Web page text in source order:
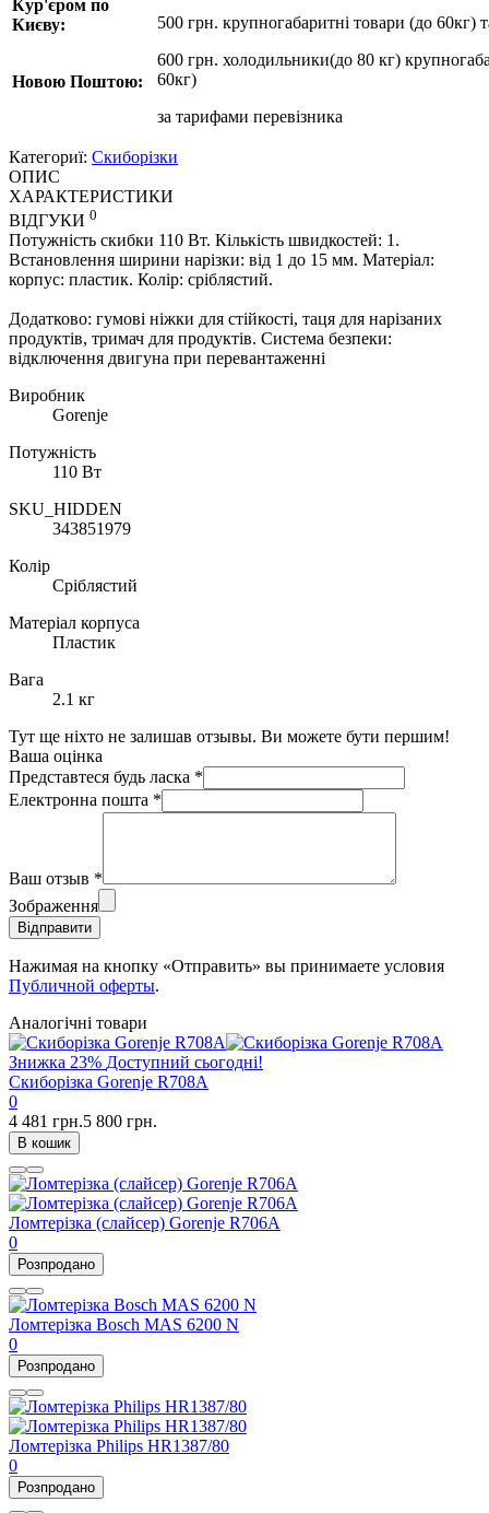
Кур'єром по
Києву:
Новою Поштою:
500 грн. крупногабаритні товари (до 60кг)
600 грн. холодильники(до 80 кг)
60кг)
за тарифами перевізника
Категориї: Скиборізки
ОПИС
ХАРАКТЕРИСТИКИ
ВІДГУКИ 0
Потужність скибки 110 Вт. Кількість швидкостей: 1.
Встановлення ширини нарізки: від 1 до 15 мм. Матеріал:
корпус: пластик. Колір: сріблястий.
Додатково: гумові ніжки для стійкості, таця для нарізаних
продуктів, тримач для продуктів. Система безпеки:
відключення двигуна при перевантаженні
Виробник
Gorenje
Потужність
110 Вт
SKU_HIDDEN
343851979
Колір
Сріблястий
Матеріал корпуса
Пластик
Вага
2.1 кг
Тут ще ніхто не залишав отзывы. Ви можете бути першим!
Ваша оцінка
Представтеся будь ласка *
Електронна пошта *
Ваш отзыв *
Зображення
Відправити
Нажимая на кнопку «Отправить» вы принимаете условия
Публичной оферты.
Аналогічні товари
Знижка 23% Доступний сьогодні!
Скиборізка Gorenje R708A
0
4 481 грн.5 800 грн.
В кошик
Ломтерізка (слайсер) Gorenje R706A
0
Розпродано
Ломтерізка Bosch MAS 6200 N
0
Розпродано
Ломтерізка Philips HR1387/80
0
Розпродано